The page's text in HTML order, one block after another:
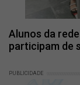
Alunos da
participam de
PUBLICIDADE